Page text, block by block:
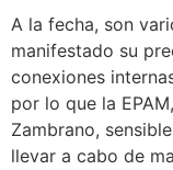
A la fecha, son
manifestado su
conexiones
por lo que la
Zambrano,
llevar a cabo de